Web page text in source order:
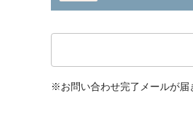
※お問い合わせ完了メールが届